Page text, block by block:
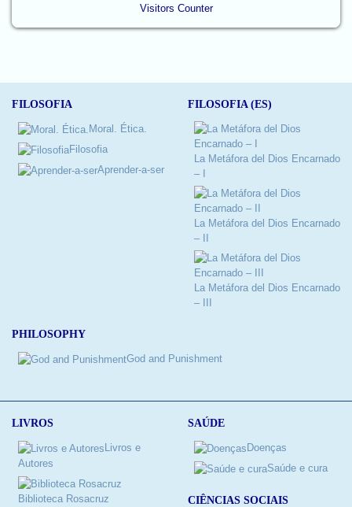
Visitors Counter
FILOSOFIA
Moral. Ética.
Filosofia
Aprender-a-ser
FILOSOFIA (ES)
La Metáfora del Dios Encarnado
– I
La Metáfora del Dios Encarnado
– II
La Metáfora del Dios Encarnado
– III
PHILOSOPHY
God and Punishment
LIVROS
Livros e
Autores
Biblioteca Rosacruz
SAÚDE
Doenças
Saúde e cura
CIÊNCIAS SOCIAIS